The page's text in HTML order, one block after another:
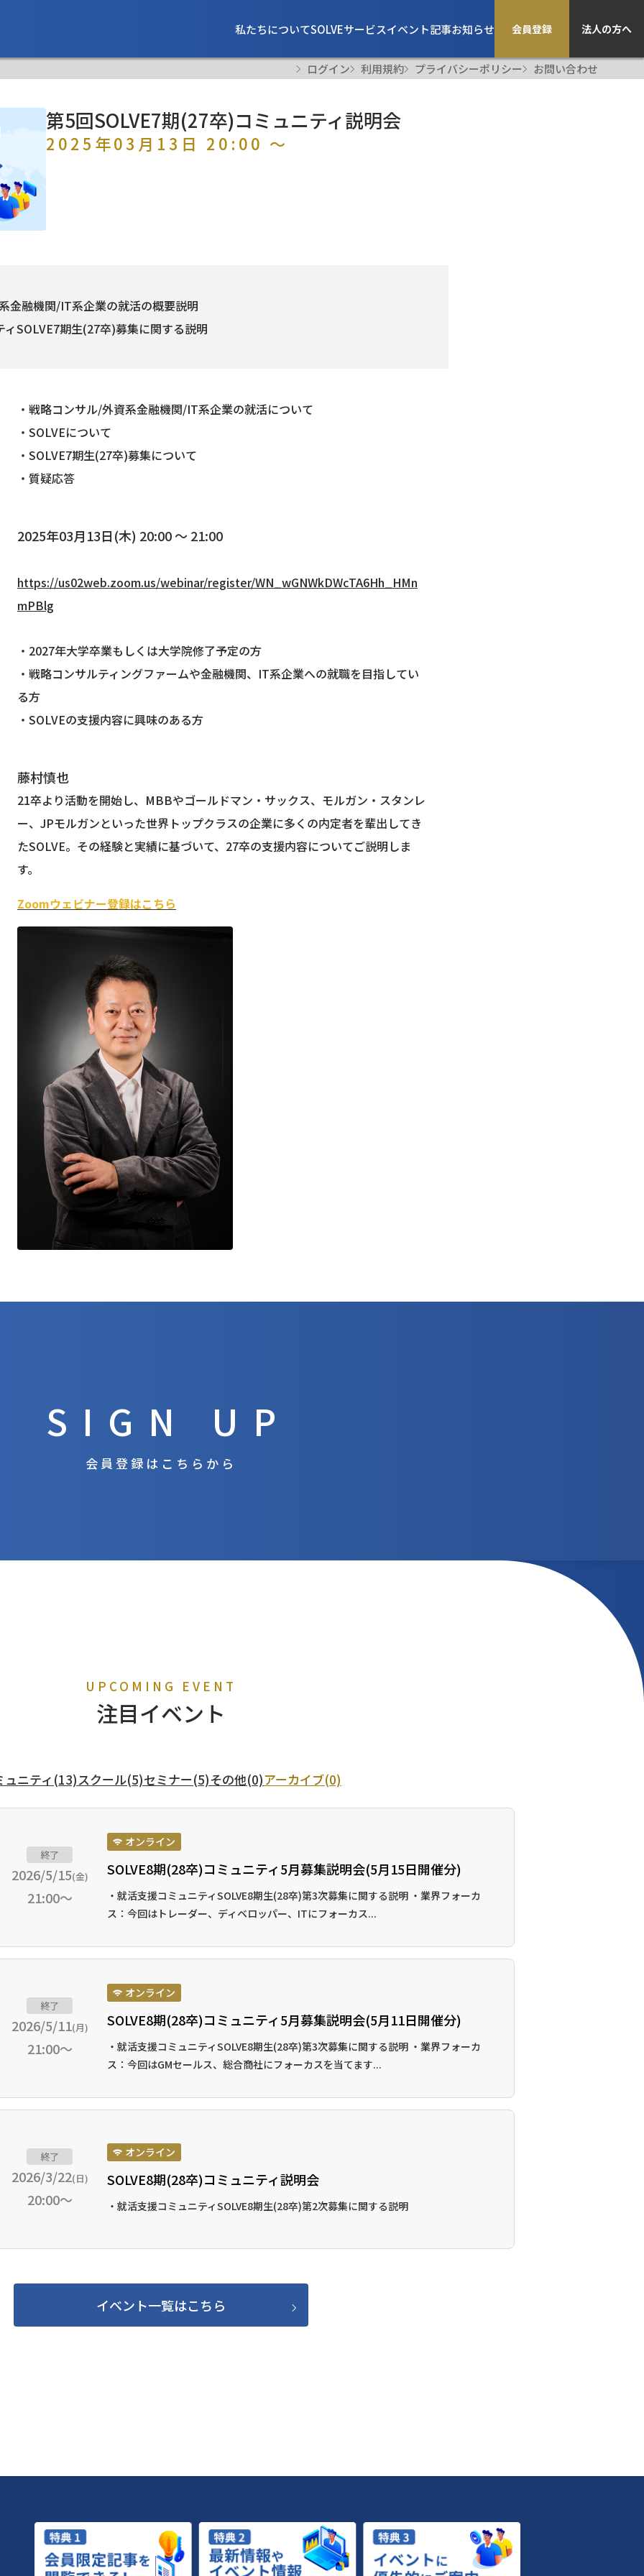
私たちについてSOLVEサービスイベント記事お知らせ 会員登録 法人の方へ
ログイン 利用規約 プライバシーポリシー お問い合わせ
第5回SOLVE7期(27卒)コミュニティ説明会
2025年03月13日 20:00 ～
金融機関/IT系企業の就活の概要説明
SOLVE7期生(27卒)募集に関する説明
・戦略コンサル/外資系金融機関/IT系企業の就活について
・SOLVEについて
・SOLVE7期生(27卒)募集について
・質疑応答
2025年03月13日(木) 20:00 ～ 21:00
https://us02web.zoom.us/webinar/register/WN_wGNWkDWcTA6Hh_HMn
mPBlg
・2027年大学卒業もしくは大学院修了予定の方
・戦略コンサルティングファームや金融機関、IT系企業への就職を目指してい
る方
・SOLVEの支援内容に興味のある方
藤村慎也
21卒より活動を開始し、MBBやゴールドマン・サックス、モルガン・スタンレ
ー、JPモルガンといった世界トップクラスの企業に多くの内定者を輩出してき
たSOLVE。その経験と実績に基づいて、27卒の支援内容についてご説明しま
す。
Zoomウェビナー登録はこちら
SIGN UP
会員登録はこちらから
UPCOMING EVENT
注目イベント
ュニティ (13)スクール(5)セミナー(5)その他(0)アーカイブ(0)
終了
2026/5/15(金)
21:00～
オンライン
SOLVE8期(28卒)コミュニティ5月募集説明会(5月15日開催分)
・就活支援コミュニティSOLVE8期生(28卒)第3次募集に関する説明 ・業界フォーカ
ス：今回はトレーダー、ディベロッパー、ITにフォーカス...
終了
2026/5/11(月)
21:00～
オンライン
SOLVE8期(28卒)コミュニティ5月募集説明会(5月11日開催分)
・就活支援コミュニティSOLVE8期生(28卒)第3次募集に関する説明 ・業界フォーカ
ス：今回はGMセールス、総合商社にフォーカスを当てます...
終了
2026/3/22(日)
20:00～
オンライン
SOLVE8期(28卒)コミュニティ説明会
・就活支援コミュニティSOLVE8期生(28卒)第2次募集に関する説明
イベント一覧はこちら